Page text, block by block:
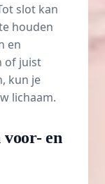
slot kan
houden
en
of juist
kun je
lichaam.
voor- en